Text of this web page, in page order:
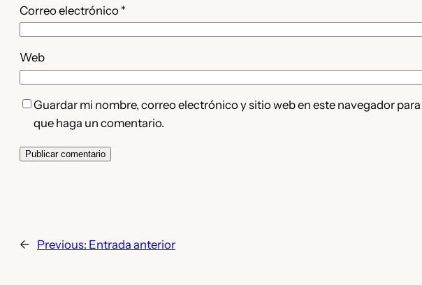
Correo electrónico *
Web
Guardar mi nombre, correo electrónico y sitio web en este navegador
que haga un comentario.
← Previous: Entrada anterior